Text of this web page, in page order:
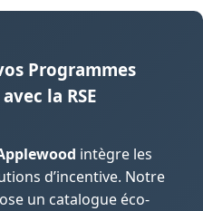
Programmes
la RSE
intègre les
d’incentive. Notre
un catalogue éco-